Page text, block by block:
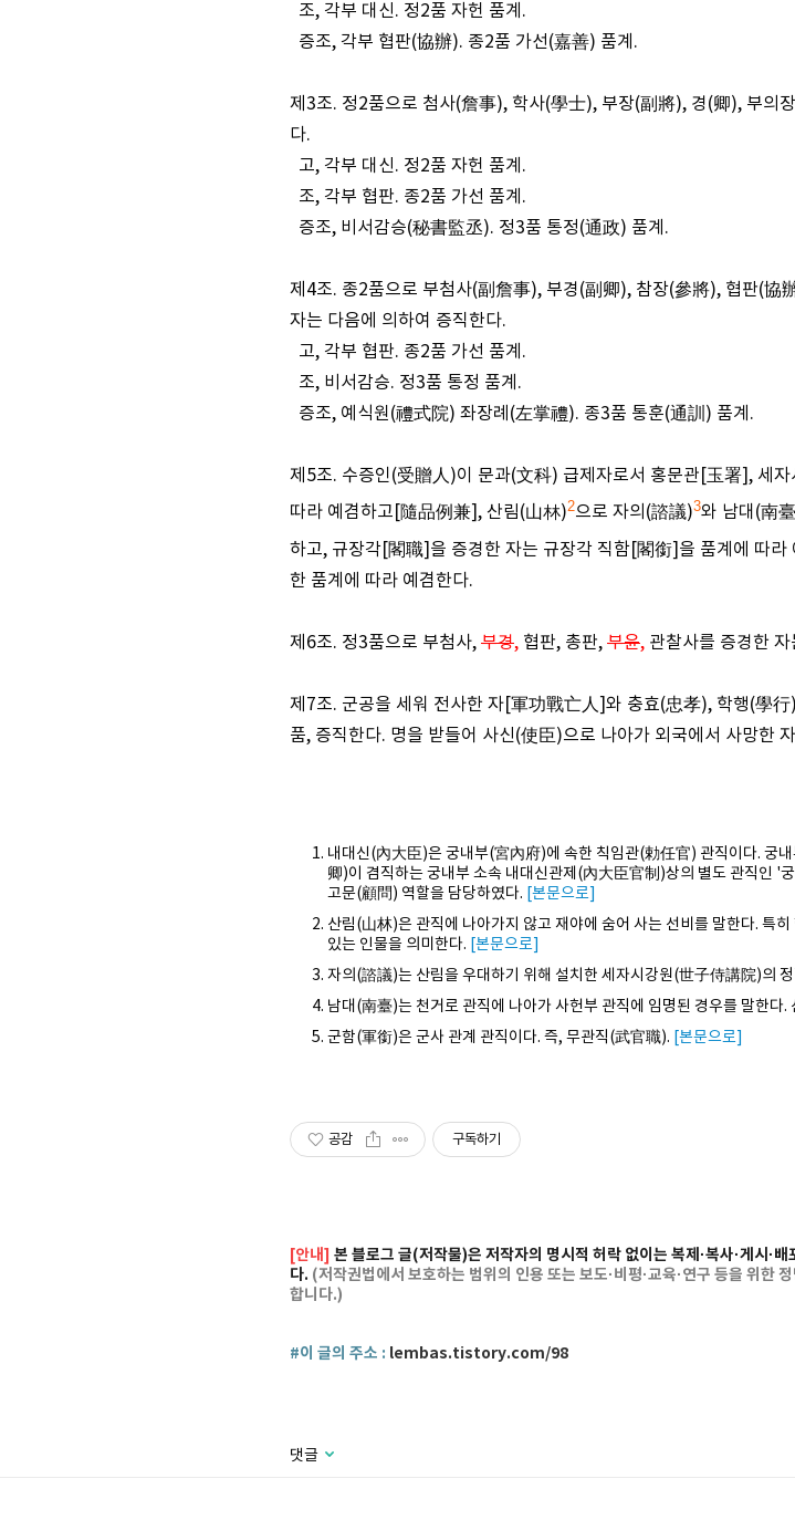
조, 각부 대신. 정2품 자헌 품계.
증조, 각부 협판(協辦). 종2품 가선(嘉善) 품계.
제3조. 정2품으로 첨사(詹事), 학사(學士), 부장(副將), 경(卿), 부의
다.
고, 각부 대신. 정2품 자헌 품계.
조, 각부 협판. 종2품 가선 품계.
증조, 비서감승(秘書監丞). 정3품 통정(通政) 품계.
제4조. 종2품으로 부첨사(副詹事), 부경(副卿), 참장(參將), 협판(
자는 다음에 의하여 증직한다.
고, 각부 협판. 종2품 가선 품계.
조, 비서감승. 정3품 통정 품계.
증조, 예식원(禮式院) 좌장례(左掌禮). 종3품 통훈(通訓) 품계.
제5조. 수증인(受贈人)이 문과(文科) 급제자로서 홍문관[玉署], 세
따라 예겸하고[隨品例兼], 산림(山林)2으로 자의(諮議)3와 남대(南
하고, 규장각[閣職]을 증경한 자는 규장각 직함[閣銜]을 품계에 따라
한 품계에 따라 예겸한다.
제6조. 정3품으로 부첨사, 부경, 협판, 총판, 부윤, 관찰사를 증경한
제7조. 군공을 세워 전사한 자[軍功戰亡人]와 충효(忠孝), 학행(學
품, 증직한다. 명을 받들어 사신(使臣)으로 나아가 외국에서 사망한
내대신(內大臣)은 궁내부(宮內府)에 속한 칙임관(勅任官) 관직이다. 궁
卿)이 겸직하는 궁내부 소속 내대신관제(內大臣官制)상의 별도 관직인 '
고문(顧問) 역할을 담당하였다. [본문으로]
산림(山林)은 관직에 나아가지 않고 재야에 숨어 사는 선비를 말한다. 특
있는 인물을 의미한다. [본문으로]
자의(諮議)는 산림을 우대하기 위해 설치한 세자시강원(世子侍講院)의
남대(南臺)는 천거로 관직에 나아가 사헌부 관직에 임명된 경우를 말한다.
군함(軍銜)은 군사 관계 관직이다. 즉, 무관직(武官職). [본문으로]
공감 구독하기
[안내] 본 블로그 글(저작물)은 저작자의 명시적 허락 없이는 복제·복사·게시·
다. (저작권법에서 보호하는 범위의 인용 또는 보도·비평·교육·연구 등을 위한
합니다.)
#이 글의 주소 : lembas.tistory.com/98
댓글